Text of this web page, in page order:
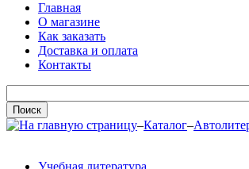
Главная
О магазине
Как заказать
Доставка и оплата
Контакты
–Каталог–
Учебная литература